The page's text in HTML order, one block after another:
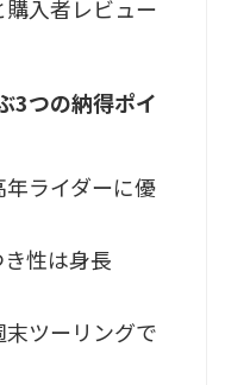
入者レビュー
3つの納得ポイ
ライダーに優
性は身長
ツーリングで